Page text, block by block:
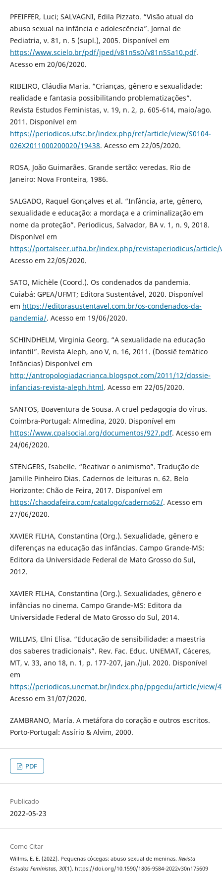
PFEIFFER, Luci; SALVAGNI, Edila Pizzato. “Visão atual do
abuso sexual na infância e adolescência”. Jornal de
Pediatria, v. 81, n. 5 (supl.), 2005. Disponível em
https://www.scielo.br/pdf/jped/v81n5s0/v81n5Sa10.pdf.
Acesso em 20/06/2020.
RIBEIRO, Cláudia Maria. “Crianças, gênero e sexualidade:
realidade e fantasia possibilitando problematizações”.
Revista Estudos Feministas, v. 19, n. 2, p. 605-614, maio/ago.
2011. Disponível em
https://periodicos.ufsc.br/index.php/ref/article/view/S0104-
026X2011000200020/19438. Acesso em 22/05/2020.
ROSA, João Guimarães. Grande sertão: veredas. Rio de
Janeiro: Nova Fronteira, 1986.
SALGADO, Raquel Gonçalves et al. “Infância, arte, gênero,
sexualidade e educação: a mordaça e a criminalização em
nome da proteção”. Periodicus, Salvador, BA v. 1, n. 9, 2018.
Disponível em
https://portalseer.ufba.br/index.php/revistaperiodicus/article/
Acesso em 22/05/2020.
SATO, Michèle (Coord.). Os condenados da pandemia.
Cuiabá: GPEA/UFMT; Editora Sustentável, 2020. Disponível
em https://editorasustentavel.com.br/os-condenados-da-
pandemia/. Acesso em 19/06/2020.
SCHINDHELM, Virginia Georg. “A sexualidade na educação
infantil”. Revista Aleph, ano V, n. 16, 2011. (Dossiê temático
Infâncias) Disponível em
http://antropologiadacrianca.blogspot.com/2011/12/dossie-
infancias-revista-aleph.html. Acesso em 22/05/2020.
SANTOS, Boaventura de Sousa. A cruel pedagogia do vírus.
Coimbra-Portugal: Almedina, 2020. Disponível em
https://www.cpalsocial.org/documentos/927.pdf. Acesso em
24/06/2020.
STENGERS, Isabelle. “Reativar o animismo”. Tradução de
Jamille Pinheiro Dias. Cadernos de leituras n. 62. Belo
Horizonte: Chão de Feira, 2017. Disponível em
https://chaodafeira.com/catalogo/caderno62/. Acesso em
27/06/2020.
XAVIER FILHA, Constantina (Org.). Sexualidade, gênero e
diferenças na educação das infâncias. Campo Grande-MS:
Editora da Universidade Federal de Mato Grosso do Sul,
2012.
XAVIER FILHA, Constantina (Org.). Sexualidades, gênero e
infâncias no cinema. Campo Grande-MS: Editora da
Universidade Federal de Mato Grosso do Sul, 2014.
WILLMS, Elni Elisa. “Educação de sensibilidade: a maestria
dos saberes tradicionais”. Rev. Fac. Educ. UNEMAT, Cáceres,
MT, v. 33, ano 18, n. 1, p. 177-207, jan./jul. 2020. Disponível
em
https://periodicos.unemat.br/index.php/ppgedu/article/view/
Acesso em 31/07/2020.
ZAMBRANO, María. A metáfora do coração e outros escritos.
Porto-Portugal: Assírio & Alvim, 2000.
PDF
Publicado
2022-05-23
Como Citar
Willms, E. E. (2022). Pequenas cócegas: abuso sexual de meninas. Revista
Estudos Feministas, 30(1). https://doi.org/10.1590/1806-9584-2022v30n175609